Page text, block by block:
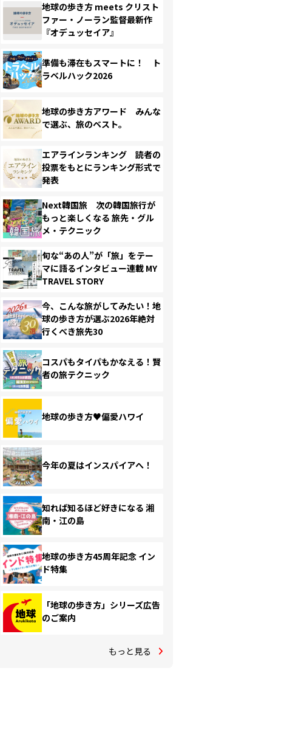
地球の歩き方 meets クリスト
ファー・ノーラン監督最新作
『オデュッセイア』
準備も滞在もスマートに！ ト
ラベルハック2026
地球の歩き方アワード みんな
で選ぶ、旅のベスト。
エアラインランキング 読者の
投票をもとにランキング形式で
発表
Next韓国旅 次の韓国旅行が
もっと楽しくなる 旅先・グル
メ・テクニック
旬な“あの人”が「旅」をテー
マに語るインタビュー連載 MY
TRAVEL STORY
今、こんな旅がしてみたい！地
球の歩き方が選ぶ2026年絶対
行くべき旅先30
コスパもタイパもかなえる！賢
者の旅テクニック
地球の歩き方♥偏愛ハワイ
今年の夏はインスパイアへ！
知れば知るほど好きになる 湘
南・江の島
地球の歩き方45周年記念 イン
ド特集
「地球の歩き方」シリーズ広告
のご案内
もっと見る